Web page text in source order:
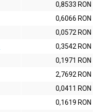
0,8533 RON
0,6066 RON
0,0572 RON
0,3542 RON
0,1971 RON
2,7692 RON
0,0411 RON
0,1619 RON